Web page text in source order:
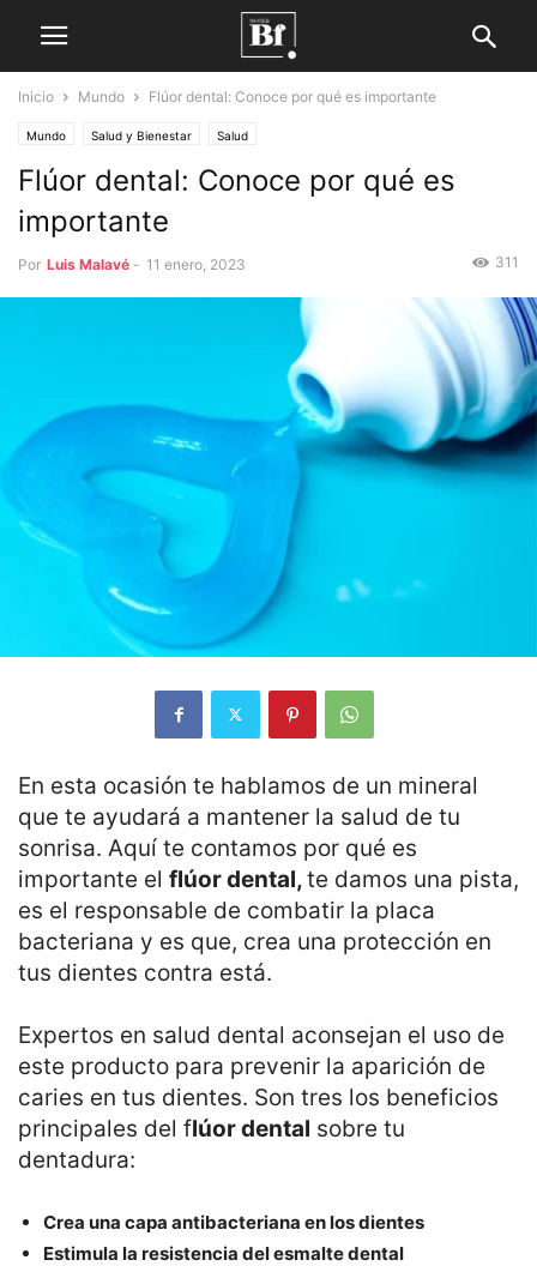
Inicio Mundo Flúor dental: Conoce por qué es importante
Mundo Salud y Bienestar Salud
Flúor dental: Conoce por qué es
importante
Por Luis Malavé - 11 enero, 2023 311
En esta ocasión te hablamos de un mineral
que te ayudará a mantener la salud de tu
sonrisa. Aquí te contamos por qué es
importante el flúor dental,te damos una pista,
es el responsable de combatir la placa
bacteriana y es que, crea una protección en
tus dientes contra está.
Expertos en salud dental aconsejan el uso de
este producto para prevenir la aparición de
caries en tus dientes. Son tres los beneficios
principales del flúor dental sobre tu
dentadura:
Crea una capa antibacteriana en los dientes
Estimula la resistencia del esmalte dental